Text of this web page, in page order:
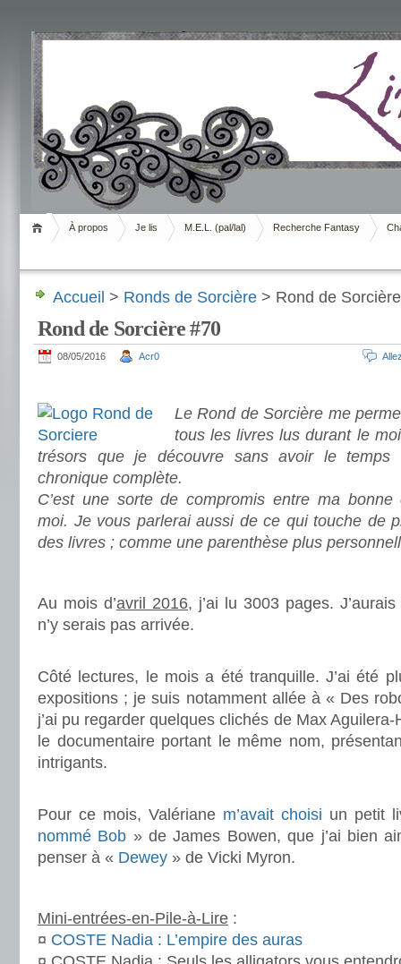
Livrement
À propos Je lis M.E.L. (pal/lal) Recherche Fantasy
Accueil > Ronds de Sorcière > Rond de
Rond de Sorcière #70
08/05/2016 Acr0
Le Rond de Sorcière me
tous les livres lus durant le
trésors que je découvre sans avoir le temps
chronique complète.
C’est une sorte de compromis entre ma bonne
moi. Je vous parlerai aussi de ce qui touche de
des livres ; comme une parenthèse plus
Au mois d’avril 2016, j’ai lu 3003 pages.
n’y serais pas arrivée.
Côté lectures, le mois a été tranquille. J’ai été
expositions ; je suis notamment allée à « Des
j’ai pu regarder quelques clichés de Max
le documentaire portant le même nom,
intrigants.
Pour ce mois, Valériane m’avait choisi un petit
nommé Bob » de James Bowen, que j’ai bien
penser à « Dewey » de Vicki Myron.
Mini-entrées-en-Pile-à-Lire :
¤ COSTE Nadia : L’empire des auras